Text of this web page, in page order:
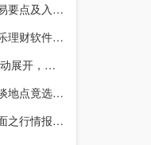
想做国际期货招商？美原油交易要点及入门指南请收好
股民常用电视获股市信息，涨乐理财软件或能满足更多需求？
本周沪指暴跌超 12%，救市行动展开，周五市场有何措施？
股民老张十余年沉浮股市，约谈地点竟选在开户超市门口？
炒股初期必看！通达信常用界面之行情报价与分时图介绍